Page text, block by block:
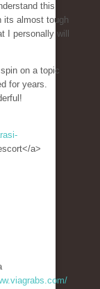
this
its almost tough
I personally will
on a topic
for years.
a>